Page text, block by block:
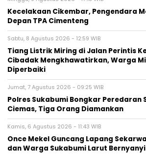
Kecelakaan Cikembar, Pengendara
Depan TPA Cimenteng
Sabtu, 8 Agustus 2026 - 12:59 WIB
Tiang Listrik Miring di Jalan Perintis
Cibadak Mengkhawatirkan, Warga
Diperbaiki
Jumat, 7 Agustus 2026 - 09:25 WIB
Polres Sukabumi Bongkar Peredaran
Ciemas, Tiga Orang Diamankan
Kamis, 6 Agustus 2026 - 11:43 WIB
Once Mekel Guncang Lapang
dan Warga Sukabumi Larut Bernyanyi